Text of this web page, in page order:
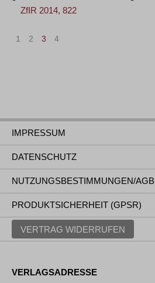
ZfIR 2014, 822
1 2 3 4
IMPRESSUM
DATENSCHUTZ
NUTZUNGSBESTIMMUNGEN/AGB
PRODUKTSICHERHEIT (GPSR)
VERTRAG WIDERRUFEN
VERLAGSADRESSE